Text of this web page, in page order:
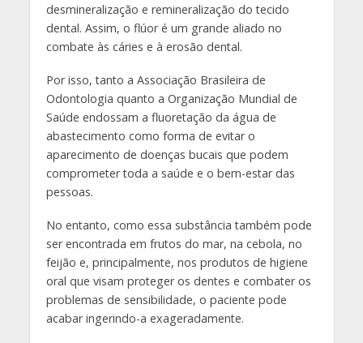
desmineralização e remineralização do tecido
dental. Assim, o flúor é um grande aliado no
combate às cáries e à erosão dental.
Por isso, tanto a Associação Brasileira de
Odontologia quanto a Organização Mundial de
Saúde endossam a fluoretação da água de
abastecimento como forma de evitar o
aparecimento de doenças bucais que podem
comprometer toda a saúde e o bem-estar das
pessoas.
No entanto, como essa substância também pode
ser encontrada em frutos do mar, na cebola, no
feijão e, principalmente, nos produtos de higiene
oral que visam proteger os dentes e combater os
problemas de sensibilidade, o paciente pode
acabar ingerindo-a exageradamente.